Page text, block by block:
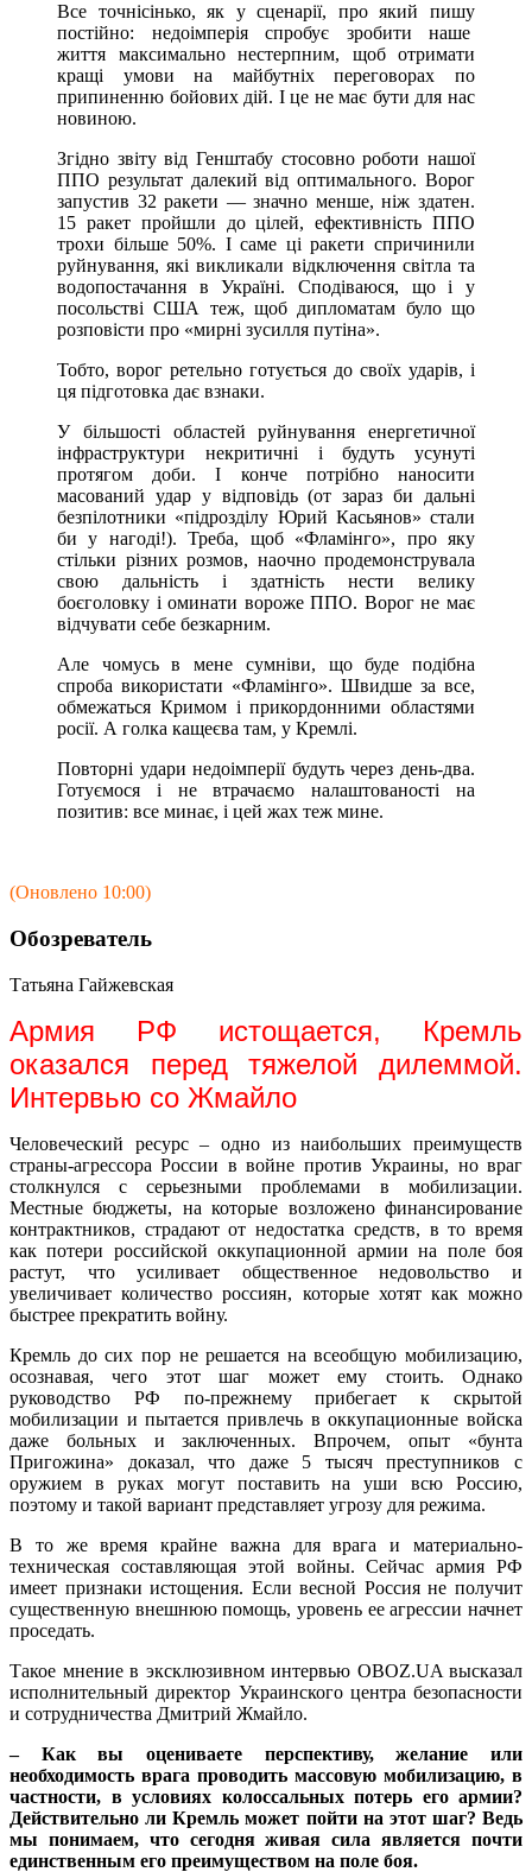
Все точнісінько, як у сценарії, про який пишу
постійно: недоімперія спробує зробити наше
життя максимально нестерпним, щоб отримати
кращі умови на майбутніх переговорах по
припиненню бойових дій. І це не має бути для нас
новиною.
Згідно звіту від Генштабу стосовно роботи нашої
ППО результат далекий від оптимального. Ворог
запустив 32 ракети — значно менше, ніж здатен.
15 ракет пройшли до цілей, ефективність ППО
трохи більше 50%. І саме ці ракети спричинили
руйнування, які викликали відключення світла та
водопостачання в Україні. Сподіваюся, що і у
посольстві США теж, щоб дипломатам було що
розповісти про «мирні зусилля путіна».
Тобто, ворог ретельно готується до своїх ударів, і
ця підготовка дає взнаки.
У більшості областей руйнування енергетичної
інфраструктури некритичні і будуть усунуті
протягом доби. І конче потрібно наносити
масований удар у відповідь (от зараз би дальні
безпілотники «підрозділу Юрий Касьянов» стали
би у нагоді!). Треба, щоб «Фламінго», про яку
стільки різних розмов, наочно продемонструвала
свою дальність і здатність нести велику
боєголовку і оминати вороже ППО. Ворог не має
відчувати себе безкарним.
Але чомусь в мене сумніви, що буде подібна
спроба використати «Фламінго». Швидше за все,
обмежаться Кримом і прикордонними областями
росії. А голка кащеєва там, у Кремлі.
Повторні удари недоімперії будуть через день-два.
Готуємося і не втрачаємо налаштованості на
позитив: все минає, і цей жах теж мине.
(Оновлено 10:00)
Обозреватель
Татьяна Гайжевская
Армия РФ истощается, Кремль
оказался перед тяжелой дилеммой.
Интервью со Жмайло
Человеческий ресурс – одно из наибольших преимуществ
страны-агрессора России в войне против Украины, но враг
столкнулся с серьезными проблемами в мобилизации.
Местные бюджеты, на которые возложено финансирование
контрактников, страдают от недостатка средств, в то время
как потери российской оккупационной армии на поле боя
растут, что усиливает общественное недовольство и
увеличивает количество россиян, которые хотят как можно
быстрее прекратить войну.
Кремль до сих пор не решается на всеобщую мобилизацию,
осознавая, чего этот шаг может ему стоить. Однако
руководство РФ по-прежнему прибегает к скрытой
мобилизации и пытается привлечь в оккупационные войска
даже больных и заключенных. Впрочем, опыт «бунта
Пригожина» доказал, что даже 5 тысяч преступников с
оружием в руках могут поставить на уши всю Россию,
поэтому и такой вариант представляет угрозу для режима.
В то же время крайне важна для врага и материально-
техническая составляющая этой войны. Сейчас армия РФ
имеет признаки истощения. Если весной Россия не получит
существенную внешнюю помощь, уровень ее агрессии начнет
проседать.
Такое мнение в эксклюзивном интервью OBOZ.UA высказал
исполнительный директор Украинского центра безопасности
и сотрудничества Дмитрий Жмайло.
– Как вы оцениваете перспективу, желание или
необходимость врага проводить массовую мобилизацию, в
частности, в условиях колоссальных потерь его армии?
Действительно ли Кремль может пойти на этот шаг? Ведь
мы понимаем, что сегодня живая сила является почти
единственным его преимуществом на поле боя.